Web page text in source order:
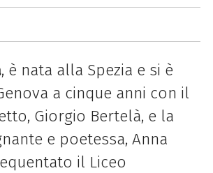
, è nata alla Spezia e si è
a cinque anni con il
Giorgio Bertelà, e la
e poetessa, Anna
il Liceo